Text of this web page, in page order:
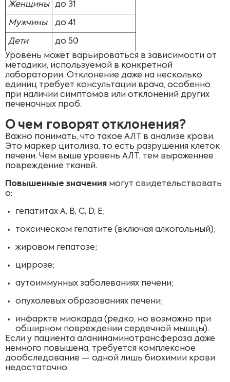
Женщины до 31
Мужчины до 41
Дети
до 50
Уровень может варьироваться в зависимости от
методики, используемой в конкретной
лаборатории. Отклонение даже на несколько
единиц требует консультации врача, особенно
при наличии симптомов или отклонений других
печеночных проб.
О чем говорят отклонения?
Важно понимать, что такое АЛТ в анализе крови.
Это маркер цитолиза, то есть разрушения клеток
печени. Чем выше уровень АЛТ, тем выраженнее
повреждение тканей.
Повышенные значения могут свидетельствовать
о:
гепатитах A, B, C, D, E;
токсическом гепатите (включая алкогольный);
жировом гепатозе;
циррозе;
аутоиммунных заболеваниях печени;
опухолевых образованиях печени;
инфаркте миокарда (редко, но возможно при
обширном повреждении сердечной мышцы).
Если у пациента аланинаминотрансфераза даже
немного повышена, требуется комплексное
дообследование — одной лишь биохимии крови
недостаточно.